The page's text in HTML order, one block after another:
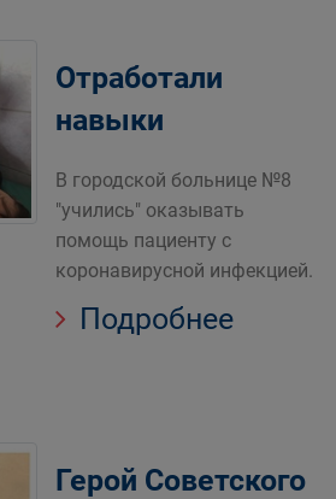
Отработали
навыки
В городской больнице №8
"учились" оказывать
помощь пациенту с
коронавирусной инфекцией.
Подробнее
Герой Советского